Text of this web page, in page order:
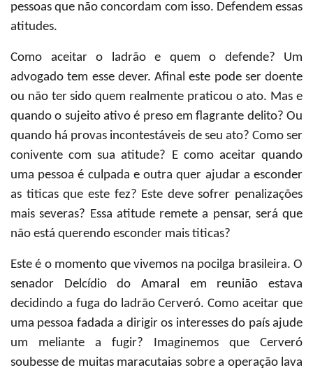
pessoas que não concordam com isso. Defendem essas
atitudes.
Como aceitar o ladrão e quem o defende? Um
advogado tem esse dever. Afinal este pode ser doente
ou não ter sido quem realmente praticou o ato. Mas e
quando o sujeito ativo é preso em flagrante delito? Ou
quando há provas incontestáveis de seu ato? Como ser
conivente com sua atitude? E como aceitar quando
uma pessoa é culpada e outra quer ajudar a esconder
as titicas que este fez? Este deve sofrer penalizações
mais severas? Essa atitude remete a pensar, será que
não está querendo esconder mais titicas?
Este é o momento que vivemos na pocilga brasileira. O
senador Delcídio do Amaral em reunião estava
decidindo a fuga do ladrão Cerveró. Como aceitar que
uma pessoa fadada a dirigir os interesses do país ajude
um meliante a fugir? Imaginemos que Cerveró
soubesse de muitas maracutaias sobre a operação lava